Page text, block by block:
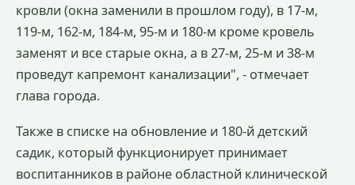
кровли (окна заменили в прошлом году), в 17-м,
119-м, 162-м, 184-м, 95-м и 180-м кроме кровель
заменят и все старые окна, а в 27-м, 25-м и 38-м
проведут капремонт канализации", - отмечает
глава города.
Также в списке на обновление и 180-й детский
садик, который функционирует принимает
воспитанников в районе областной клинической